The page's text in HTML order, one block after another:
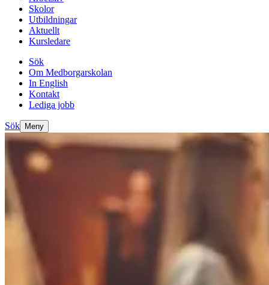
Skolor
Utbildningar
Aktuellt
Kursledare
Sök
Om Medborgarskolan
In English
Kontakt
Lediga jobb
Sök Meny